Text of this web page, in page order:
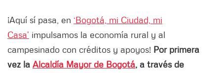
¡Aquí sí pasa, en ‘Bogotá, mi Ciudad, mi
Casa’ impulsamos la economía rural y al
campesinado con créditos y apoyos! Por primera
vez la Alcaldía Mayor de Bogotá, a través de